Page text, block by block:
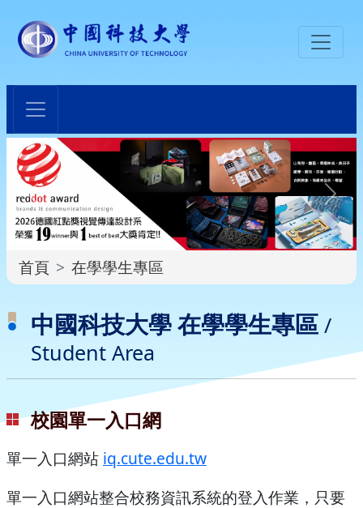
首頁
在學學生專區
中國科技大學 在學學生專區 /
Student Area
校園單一入口網
單一入口網站 iq.cute.edu.tw
單一入口網站整合校務資訊系統的登入作業，只要